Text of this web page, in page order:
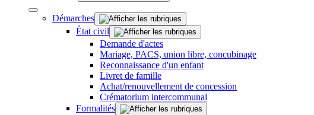
Démarches
État civil
Demande d'actes
Mariage, PACS, union libre, concubinage
Reconnaissance d'un enfant
Livret de famille
Achat/renouvellement de concession
Crématorium intercommunal
Formalités